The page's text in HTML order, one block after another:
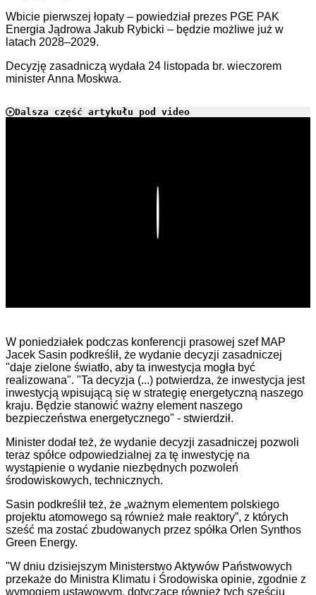
Wbicie pierwszej łopaty – powiedział prezes PGE PAK
Energia Jądrowa Jakub Rybicki – będzie możliwe już w
latach 2028–2029.
Decyzję zasadniczą wydała 24 listopada br. wieczorem
minister Anna Moskwa.
Dalsza część artykułu pod video
W poniedziałek podczas konferencji prasowej szef MAP
Jacek Sasin podkreślił, że wydanie decyzji zasadniczej
"daje zielone światło, aby ta inwestycja mogła być
realizowana". "Ta decyzja (...) potwierdza, że inwestycja jest
inwestycją wpisującą się w strategię energetyczną naszego
kraju. Będzie stanowić ważny element naszego
bezpieczeństwa energetycznego" - stwierdził.
Minister dodał też, że wydanie decyzji zasadniczej pozwoli
teraz spółce odpowiedzialnej za tę inwestycję na
wystąpienie o wydanie niezbędnych pozwoleń
środowiskowych, technicznych.
Sasin podkreślił też, że „ważnym elementem polskiego
projektu atomowego są również małe reaktory”, z których
sześć ma zostać zbudowanych przez spółka Orlen Synthos
Green Energy.
"W dniu dzisiejszym Ministerstwo Aktywów Państwowych
przekaże do Ministra Klimatu i Środowiska opinie, zgodnie z
wymogiem ustawowym, dotyczące również tych sześciu